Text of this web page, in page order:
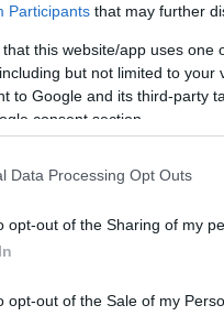
Participants that may further
that this website/app uses
but not limited to
to Google and its third-party
consent section.
Data Processing Opt Outs
opt-out of the Sharing of my
opt-out of the Sale of my